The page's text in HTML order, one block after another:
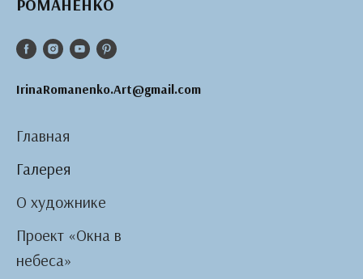
РОМАНЕНКО
IrinaRomanenko.Art@gmail.com
Главная
Галерея
О художнике
Проект «Окна в
небеса»